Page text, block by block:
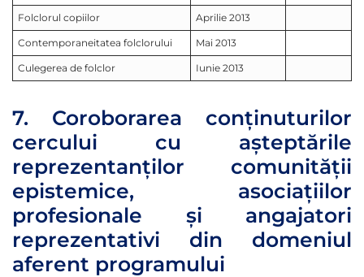
Folclorul copiilor Aprilie 2013
Contemporaneitatea folclorului Mai 2013
Culegerea de folclor Iunie 2013
7. Coroborarea conţinuturilor
cercului cu aşteptările
reprezentanţilor comunităţii
epistemice, asociaţiilor
profesionale şi angajatori
reprezentativi din domeniul
aferent programului